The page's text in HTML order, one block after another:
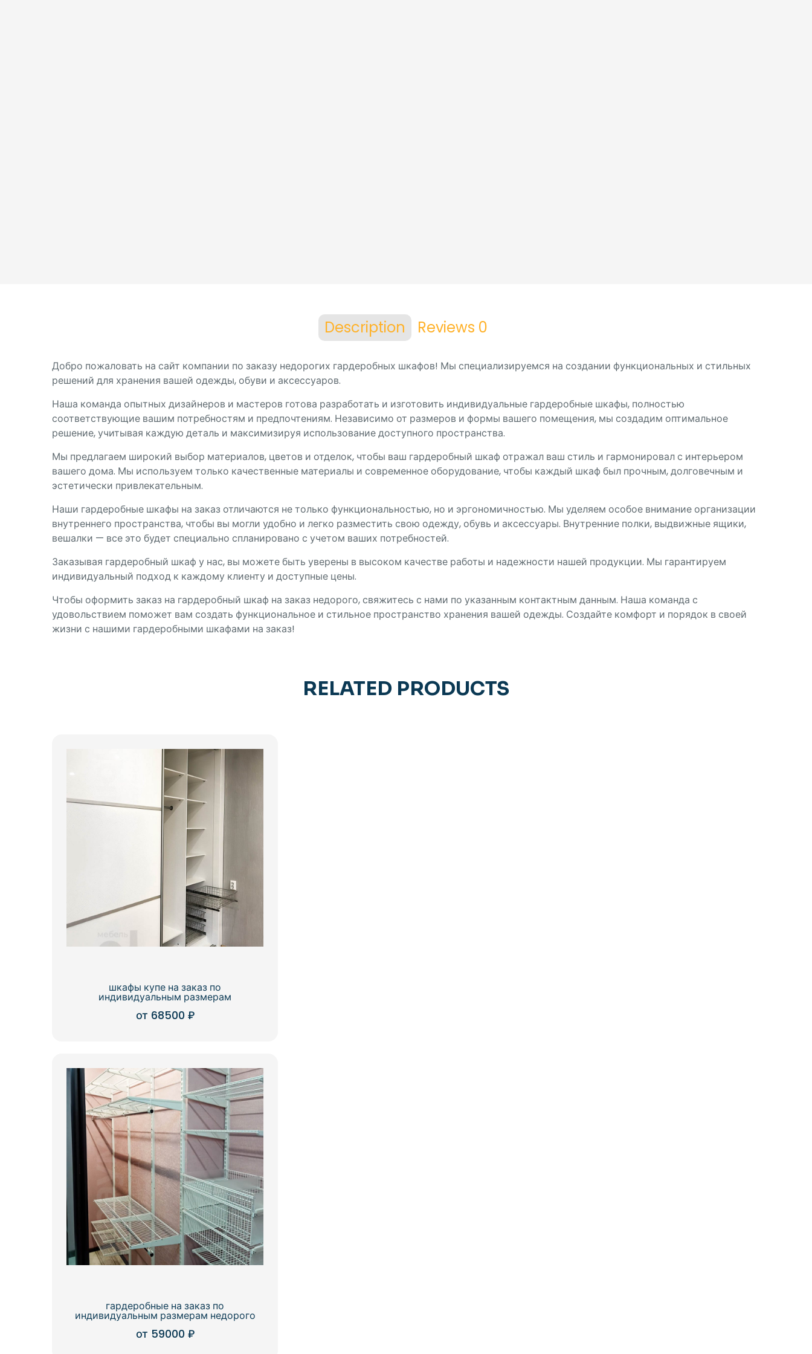
Description Reviews 0
Добро пожаловать на сайт компании по заказу недорогих гардеробных шкафов! Мы специализируемся на создании функциональных и стильных
решений для хранения вашей одежды, обуви и аксессуаров.
Наша команда опытных дизайнеров и мастеров готова разработать и изготовить индивидуальные гардеробные шкафы, полностью
соответствующие вашим потребностям и предпочтениям. Независимо от размеров и формы вашего помещения, мы создадим оптимальное
решение, учитывая каждую деталь и максимизируя использование доступного пространства.
Мы предлагаем широкий выбор материалов, цветов и отделок, чтобы ваш гардеробный шкаф отражал ваш стиль и гармонировал с интерьером
вашего дома. Мы используем только качественные материалы и современное оборудование, чтобы каждый шкаф был прочным, долговечным и
эстетически привлекательным.
Наши гардеробные шкафы на заказ отличаются не только функциональностью, но и эргономичностью. Мы уделяем особое внимание организации
внутреннего пространства, чтобы вы могли удобно и легко разместить свою одежду, обувь и аксессуары. Внутренние полки, выдвижные ящики,
вешалки — все это будет специально спланировано с учетом ваших потребностей.
Заказывая гардеробный шкаф у нас, вы можете быть уверены в высоком качестве работы и надежности нашей продукции. Мы гарантируем
индивидуальный подход к каждому клиенту и доступные цены.
Чтобы оформить заказ на гардеробный шкаф на заказ недорого, свяжитесь с нами по указанным контактным данным. Наша команда с
удовольствием поможет вам создать функциональное и стильное пространство хранения вашей одежды. Создайте комфорт и порядок в своей
жизни с нашими гардеробными шкафами на заказ!
RELATED PRODUCTS
шкафы купе на заказ по
индивидуальным размерам
от 68500 ₽
гардеробные на заказ по
индивидуальным размерам недорого
от 59000 ₽